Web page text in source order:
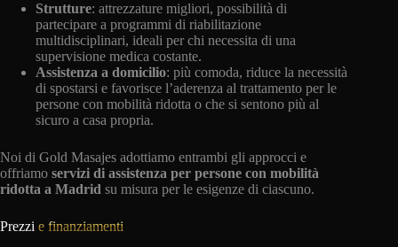
Strutture: attrezzature migliori, possibilità di
partecipare a programmi di riabilitazione
multidisciplinari, ideali per chi necessita di una
supervisione medica costante.
Assistenza a domicilio: più comoda, riduce la necessità
di spostarsi e favorisce l’aderenza al trattamento per le
persone con mobilità ridotta o che si sentono più al
sicuro a casa propria.
Noi di Gold Masajes adottiamo entrambi gli approcci e
offriamo servizi di assistenza per persone con mobilità
ridotta a Madrid su misura per le esigenze di ciascuno.
Prezzi e finanziamenti